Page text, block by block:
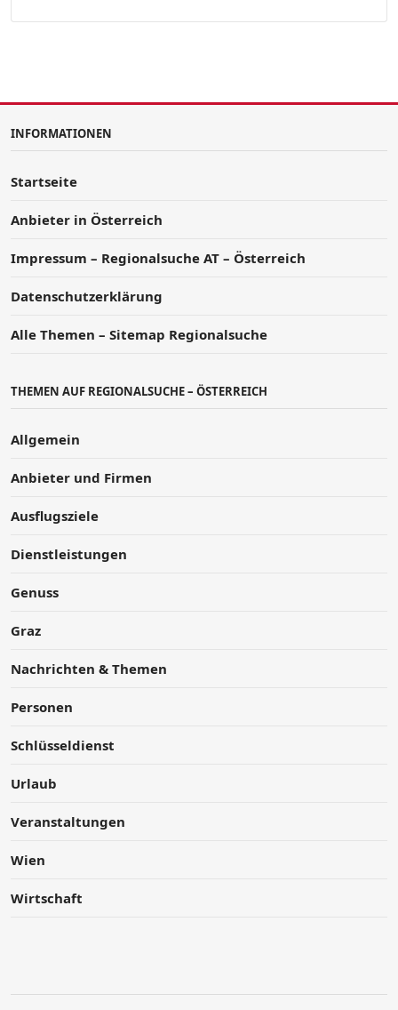
INFORMATIONEN
Startseite
Anbieter in Österreich
Impressum – Regionalsuche AT – Österreich
Datenschutzerklärung
Alle Themen – Sitemap Regionalsuche
THEMEN AUF REGIONALSUCHE – ÖSTERREICH
Allgemein
Anbieter und Firmen
Ausflugsziele
Dienstleistungen
Genuss
Graz
Nachrichten & Themen
Personen
Schlüsseldienst
Urlaub
Veranstaltungen
Wien
Wirtschaft